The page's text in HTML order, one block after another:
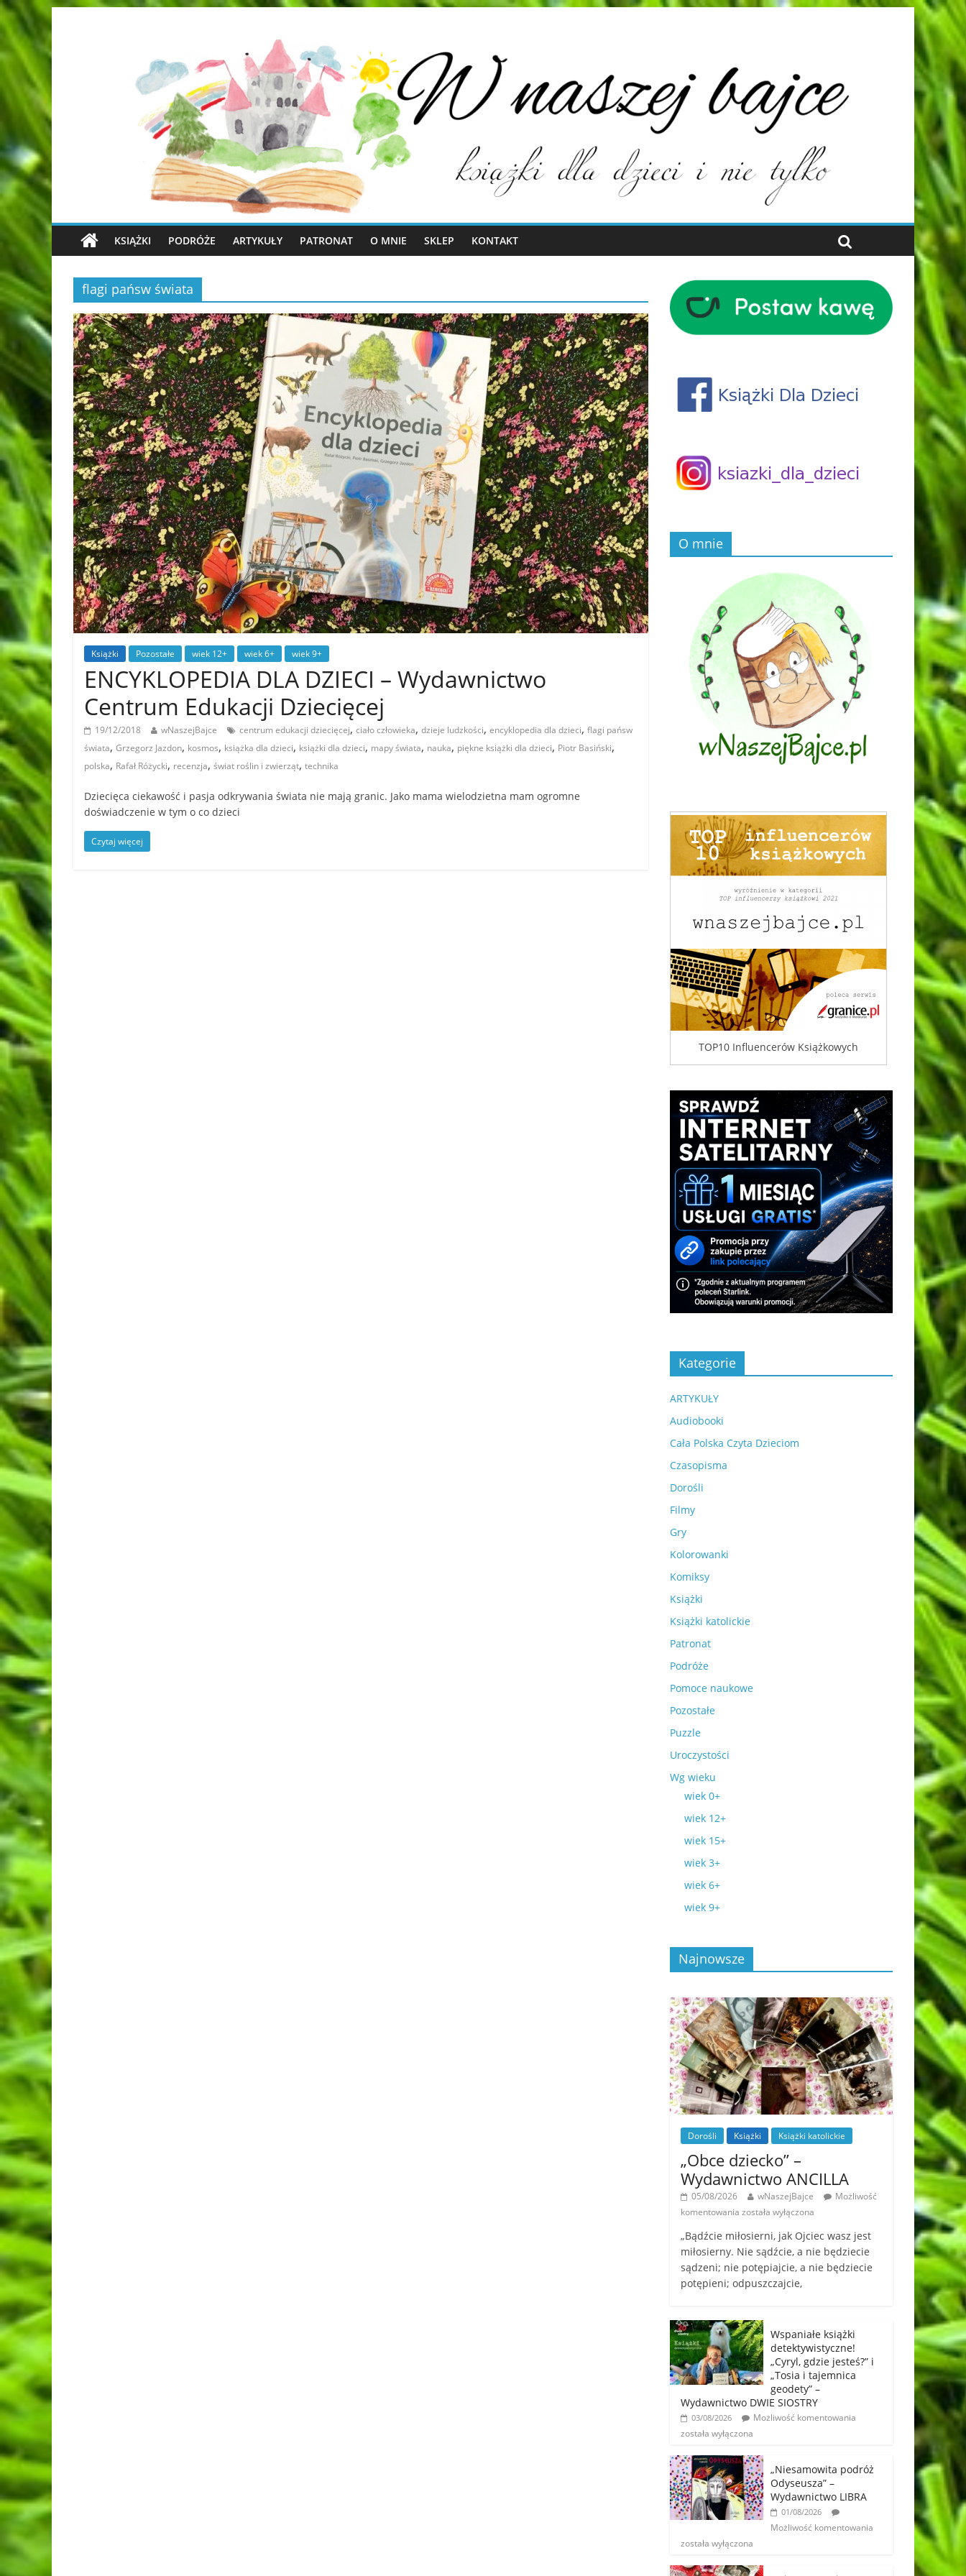
KSIĄŻKI PODRÓŻE ARTYKUŁY PATRONAT O MNIE SKLEP KONTAKT
flagi pańsw świata
Książki Pozostałe wiek 12+ wiek 6+ wiek 9+
ENCYKLOPEDIA DLA DZIECI – Wydawnictwo
Centrum Edukacji Dziecięcej
19/12/2018 wNaszejBajce centrum edukacji dziecięcej, ciało człowieka, dzieje ludzkości, encyklopedia dla dzieci, flagi pańsw
świata, Grzegorz Jazdon, kosmos, książka dla dzieci, książki dla dzieci, mapy świata, nauka, piękne książki dla dzieci, Piotr Basiński,
polska, Rafał Różycki, recenzja, świat roślin i zwierząt, technika
Dziecięca ciekawość i pasja odkrywania świata nie mają granic. Jako mama wielodzietna mam ogromne
doświadczenie w tym o co dzieci
Czytaj więcej
O mnie
TOP10 Influencerów Książkowych
Kategorie
ARTYKUŁY
Audiobooki
Cała Polska Czyta Dzieciom
Czasopisma
Dorośli
Filmy
Gry
Kolorowanki
Komiksy
Książki
Książki katolickie
Patronat
Podróże
Pomoce naukowe
Pozostałe
Puzzle
Uroczystości
Wg wieku
wiek 0+
wiek 12+
wiek 15+
wiek 3+
wiek 6+
wiek 9+
Najnowsze
Dorośli Książki Książki katolickie
„Obce dziecko” –
Wydawnictwo ANCILLA
05/08/2026 wNaszejBajce
Możliwość
komentowania została wyłączona
„Bądźcie miłosierni, jak Ojciec wasz jest
miłosierny. Nie sądźcie, a nie będziecie
sądzeni; nie potępiajcie, a nie będziecie
potępieni; odpuszczajcie,
Wspaniałe książki
detektywistyczne!
„Cyryl, gdzie jesteś?” i
„Tosia i tajemnica
geodety” –
Wydawnictwo DWIE SIOSTRY
03/08/2026
Możliwość komentowania
została wyłączona
„Niesamowita podróż
Odyseusza” –
Wydawnictwo LIBRA
01/08/2026
Możliwość komentowania
została wyłączona